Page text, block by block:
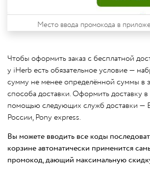
Место ввода промокода в
Чтобы оформить заказ с бесплатной
у iHerb есть обязательное условие —
сумму не менее определённой суммы в
способа доставки. Оформить доставку
помощью следующих служб доставки —
России, Pony express.
Вы можете вводить все коды
корзине автоматически применится
промокод, дающий максимальную